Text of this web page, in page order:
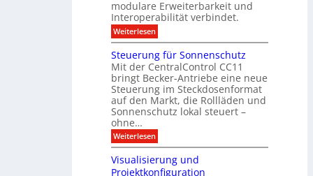
m
e
l
d
e
r
n
t
r
u
m
o
l
g
r
e
i
c
h
z
u
E
n
e
D
i
s
p
a
y
r
G
e
b
u
d
e
:
D
a
t
e
n
a
n
a
modulare Erweiterbarkeit und
Interoperabilität verbindet.
Weiterlesen:
M
d
u
l
a
r
e
r
C
o
n
t
Steuerung für Sonnenschutz
Mit der CentralControl CC11
bringt Becker-Antriebe eine neue
Steuerung im Steckdosenformat
auf den Markt, die Rollläden und
Sonnenschutz lokal steuert –
ohne…
Weiterlesen:
S
e
Visualisierung und
Projektkonfiguration